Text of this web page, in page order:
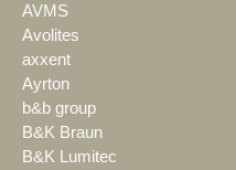
AVMS
Avolites
axxent
Ayrton
b&b group
B&K Braun
B&K Lumitec